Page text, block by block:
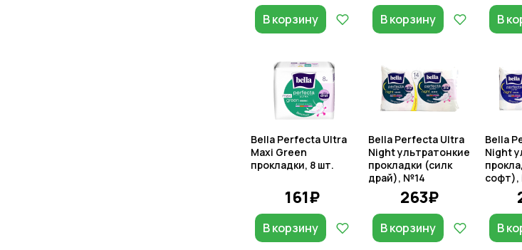
В корзину В корзину В
Bella Perfecta Ultra
Maxi Green
прокладки, 8 шт.
161₽
В корзину
Bella Perfecta Ultra
Night ультратонкие
прокладки (силк
драй), №14
263₽
В корзину
Bella
Night
В